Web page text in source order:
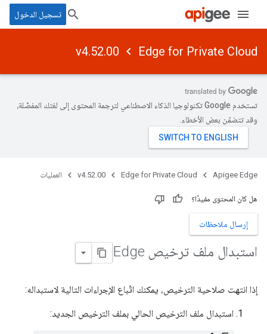
تسجيل الدخول
Edge for Private Cloud
v4.52.00
تستخدم Google تكنولوجيا الذكاء الاصطناعي لترجمة المحتوى إلى لغتك المفضّلة،
وقد تتضمّن بعض الأخطاء.
Apigee Edge
Edge for Private Cloud
v4.52.00 العمليات
هل كان المحتوى مفيدًا؟
إرسال ملاحظات
استبدال ملف ترخيص Edge
إذا انتهت صلاحية الترخيص، يمكنك اتّباع الإجراءات التالية لاستبداله:
استبدال ملف الترخيص الحالي بملف الترخيص الجديد: